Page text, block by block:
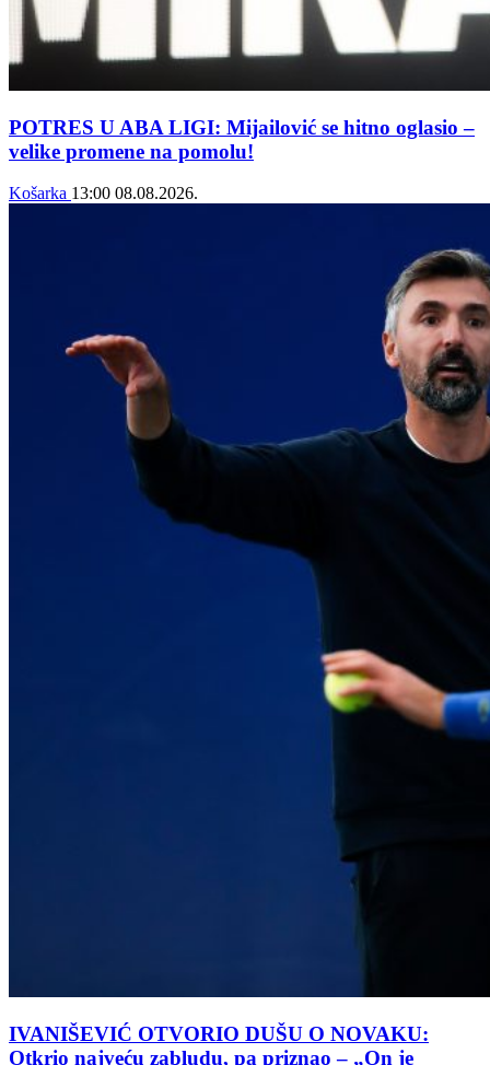
POTRES U ABA LIGI: Mijailović se hitno oglasio –
velike promene na pomolu!
Košarka 13:00 08.08.2026.
IVANIŠEVIĆ OTVORIO DUŠU O NOVAKU:
Otkrio najveću zabludu, pa priznao – „On je